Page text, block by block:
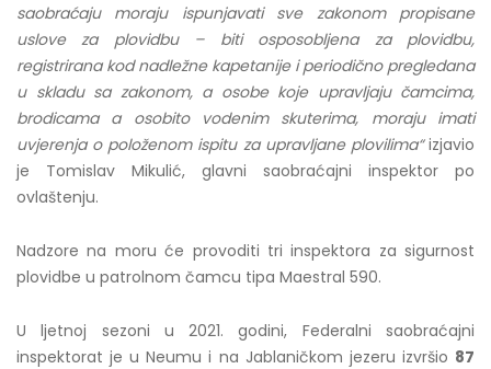
saobraćaju moraju ispunjavati sve zakonom propisane
uslove za plovidbu – biti osposobljena za plovidbu,
registrirana kod nadležne kapetanije i periodično pregledana
u skladu sa zakonom, a osobe koje upravljaju čamcima,
brodicama a osobito vodenim skuterima, moraju imati
uvjerenja o položenom ispitu za upravljane plovilima“izjavio
je Tomislav Mikulić, glavni saobraćajni inspektor po
ovlaštenju.
Nadzore na moru će provoditi tri inspektora za sigurnost
plovidbe u patrolnom čamcu tipa Maestral 590.
U ljetnoj sezoni u 2021. godini, Federalni saobraćajni
inspektorat je u Neumu i na Jablaničkom jezeru izvršio 87